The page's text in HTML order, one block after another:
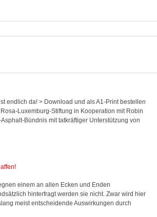
endlich da! > Download und als A1-Print bestellen
Luxemburg-Stiftung in Kooperation mit Robin
Bündnis mit tatkräftiger Unterstützung von
einem an allen Ecken und Enden
hinterfragt werden sie nicht. Zwar wird hier
meist entscheidende Auswirkungen durch